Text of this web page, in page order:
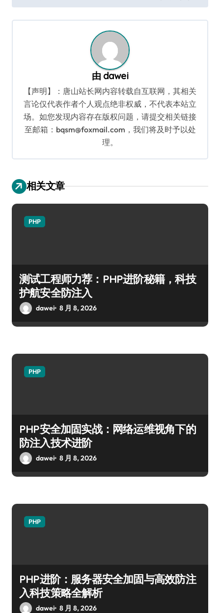
导
由 dawei
【声明】：唐山站长网内容转载自互联网，其相关
言论仅代表作者个人观点绝非权威，不代表本站立
场。如您发现内容存在版权问题，请提交相关链接
至邮箱：bqsm@foxmail.com，我们将及时予以处
理。
相关文章
PHP
测试工程师力荐：PHP进阶秘籍，科技
护航安全防注入
dawei 8 月 8, 2026
PHP
PHP安全加固实战：网络运维视角下的
防注入技术进阶
dawei 8 月 8, 2026
PHP
PHP进阶：服务器安全加固与高效防注
入科技策略全解析
dawei 8 月 8, 2026